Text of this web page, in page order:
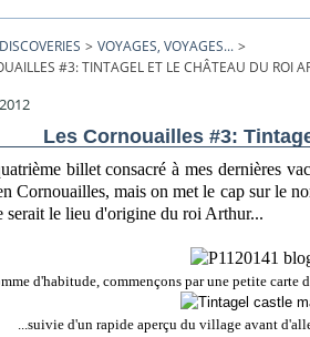
> VOYAGES, VOYAGES... >
#3: TINTAGEL ET LE CHÂTEAU DU ROI
Les Cornouailles #3:
billet consacré à mes dernières
Cornouailles, mais on met le cap sur le
serait le lieu d'origine du roi Arthur...
d'habitude, commençons par une petite carte
...suivie d'un rapide aperçu du village avant